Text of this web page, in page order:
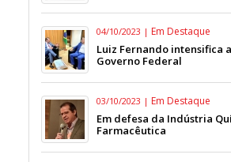
04/10/2023 | Em Destaque
Luiz Fernando intensifica
Governo Federal
03/10/2023 | Em Destaque
Em defesa da Indústria
Farmacêutica